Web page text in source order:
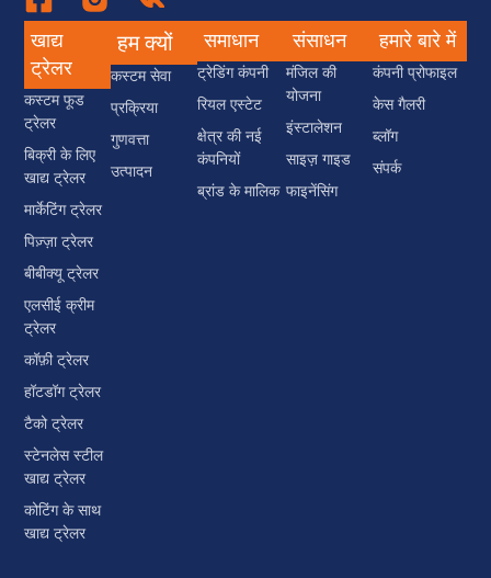
खाद्य
ट्रेलर
कस्टम फूड
ट्रेलर
बिक्री के लिए
खाद्य ट्रेलर
मार्केटिंग ट्रेलर
पिज़्ज़ा ट्रेलर
बीबीक्यू ट्रेलर
एलसीई क्रीम
ट्रेलर
कॉफ़ी ट्रेलर
हॉटडॉग ट्रेलर
टैको ट्रेलर
स्टेनलेस स्टील
खाद्य ट्रेलर
कोटिंग के साथ
खाद्य ट्रेलर
हम क्यों
कस्टम सेवा
प्रक्रिया
गुणवत्ता
उत्पादन
समाधान
ट्रेडिंग कंपनी
रियल एस्टेट
क्षेत्र की नई
कंपनियों
ब्रांड के मालिक
संसाधन
मंजिल की
योजना
इंस्टालेशन
साइज़ गाइड
फाइनेंसिंग
हमारे बारे में
कंपनी प्रोफाइल
केस गैलरी
ब्लॉग
संपर्क